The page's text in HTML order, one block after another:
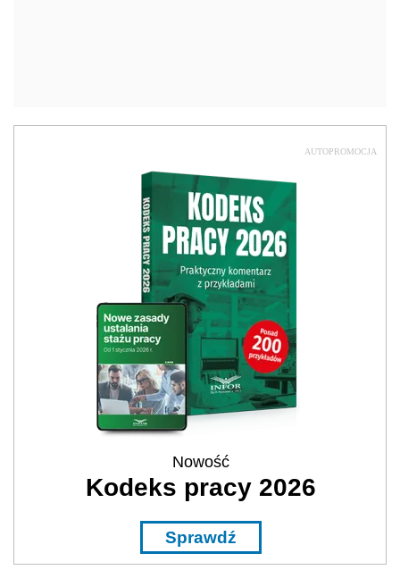
AUTOPROMOCJA
Nowość
Kodeks pracy 2026
Sprawdź